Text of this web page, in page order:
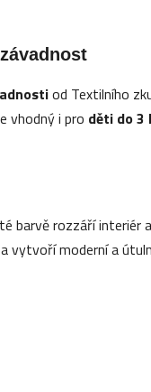
od Textilního
vhodný i pro děti do 3
barvě rozzáří interiér
vytvoří moderní a